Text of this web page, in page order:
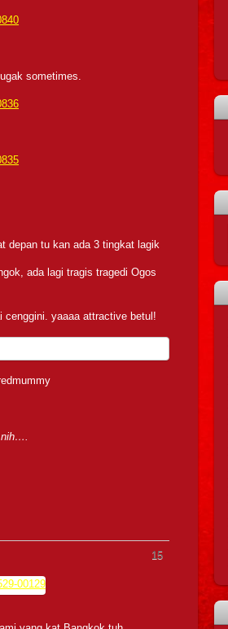
sometimes.
depan tu kan ada 3 tingkat lagik
ada lagi tragis tragedi Ogos
yaaaa attractive betul!
nih….
15